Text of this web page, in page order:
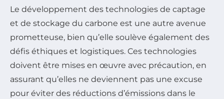
Le développement des technologies de captage
et de stockage du carbone est une autre avenue
prometteuse, bien qu’elle soulève également des
défis éthiques et logistiques. Ces technologies
doivent être mises en œuvre avec précaution, en
assurant qu’elles ne deviennent pas une excuse
pour éviter des réductions d’émissions dans le